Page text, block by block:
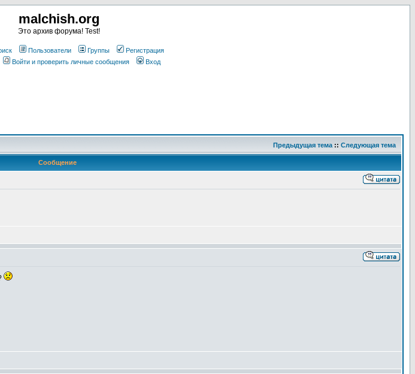
malchish.org
Это архив форума! Test!
Пользователи Группы
Регистрация
Войти и проверить личные сообщения Вход
Предыдущая тема :: Следующая тема
Сообщение